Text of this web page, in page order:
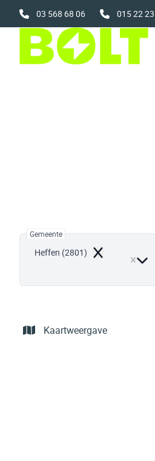
Ga naar hoofdinhoud
03 568 68 06 015 22
Gemeente
Heffen (2801) Remove
Kaartweergave